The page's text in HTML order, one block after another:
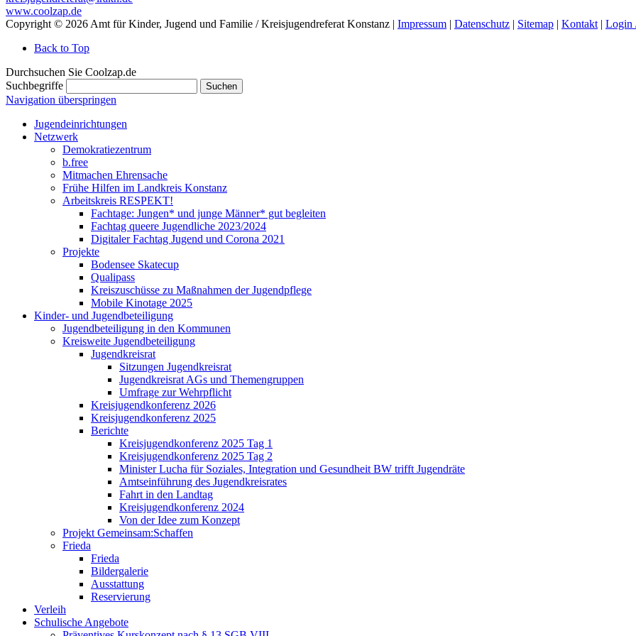
www.coolzap.de
Copyright © 2026 Amt für Kinder, Jugend und Familie / Kreisjugendreferat Konstanz | Impressum | Datenschutz | Sitemap | Kontakt | Login
Back to Top
Durchsuchen Sie Coolzap.de
Suchbegriffe
Suchen
Navigation überspringen
Jugendeinrichtungen
Netzwerk
Demokratiezentrum
b.free
Mitmachen Ehrensache
Frühe Hilfen im Landkreis Konstanz
Arbeitskreis RESPEKT!
Fachtage: Jungen* und junge Männer* gut begleiten
Fachtag queere Jugendliche 2023/2024
Digitaler Fachtag Jugend und Corona 2021
Projekte
Bodensee Skatecup
Qualipass
Kreiszuschüsse zu Maßnahmen der Jugendpflege
Mobile Kinotage 2025
Kinder- und Jugendbeteiligung
Jugendbeteiligung in den Kommunen
Kreisweite Jugendbeteiligung
Jugendkreisrat
Sitzungen Jugendkreisrat
Jugendkreisrat AGs und Themengruppen
Umfrage zur Wehrpflicht
Kreisjugendkonferenz 2026
Kreisjugendkonferenz 2025
Berichte
Kreisjugendkonferenz 2025 Tag 1
Kreisjugendkonferenz 2025 Tag 2
Minister Lucha für Soziales, Integration und Gesundheit BW trifft Jugendräte
Amtseinführung des Jugendkreisrates
Fahrt in den Landtag
Kreisjugendkonferenz 2024
Von der Idee zum Konzept
Projekt Gemeinsam:Schaffen
Frieda
Frieda
Bildergalerie
Ausstattung
Reservierung
Verleih
Schulische Angebote